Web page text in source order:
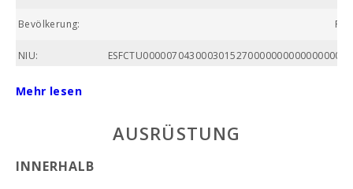
Bevölkerung:
NIU:
Nummer des
Badezimmers:
Wohnfläche (m2):
Mehr lesen
AUSRÜSTUNG
INNERHALB